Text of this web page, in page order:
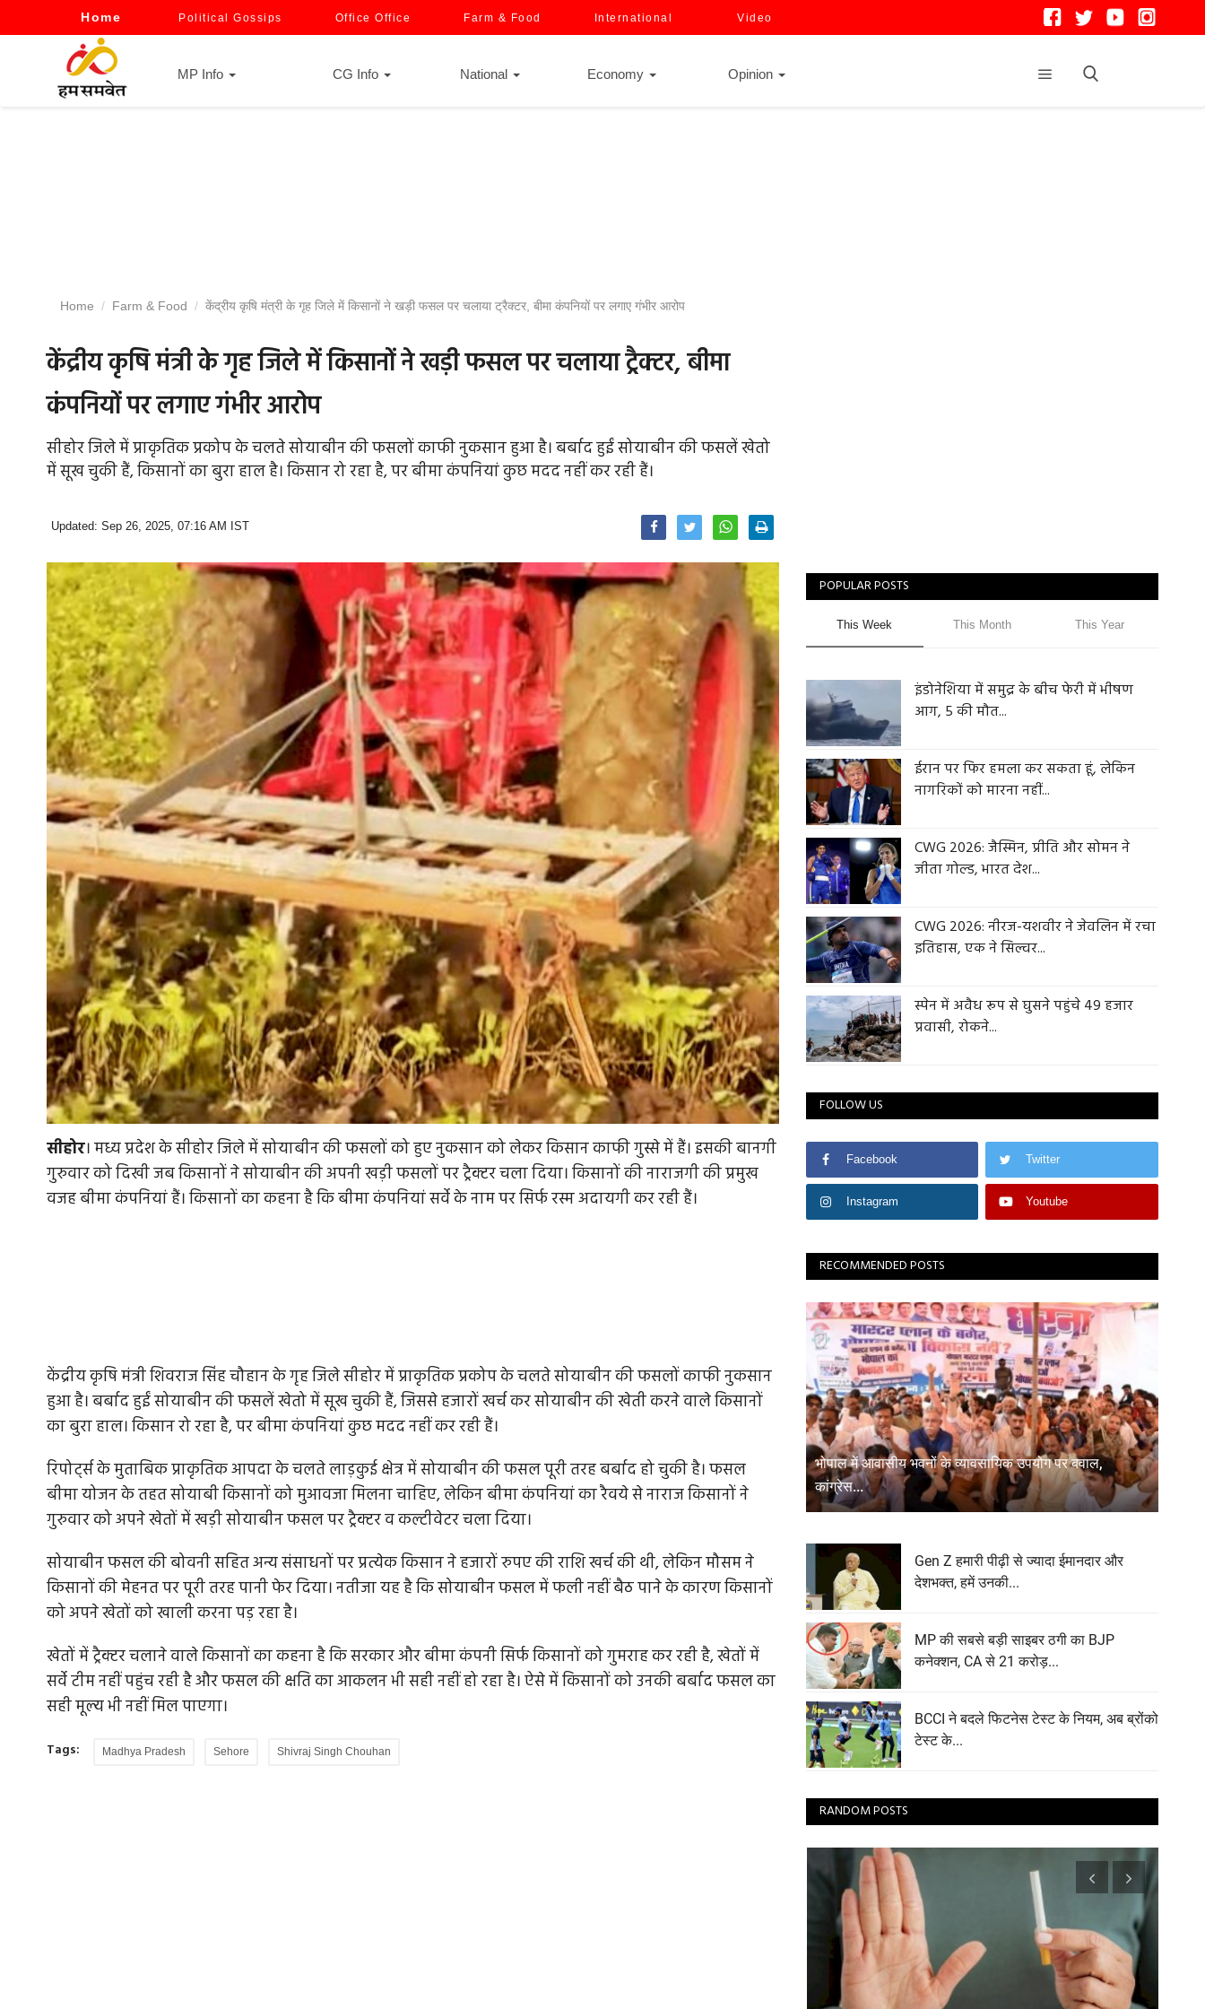
Home Political Gossips Office Office Farm & Food International Video
MP Info CG Info National Economy Opinion
Home Farm & Food केंद्रीय कृषि मंत्री के गृह जिले में किसानों ने खड़ी फसल पर चलाया ट्रैक्टर, बीमा कंपनियों पर लगाए गंभीर आरोप
केंद्रीय कृषि मंत्री के गृह जिले में किसानों ने खड़ी फसल पर चलाया ट्रैक्टर, बीमा
कंपनियों पर लगाए गंभीर आरोप
सीहोर जिले में प्राकृतिक प्रकोप के चलते सोयाबीन की फसलों काफी नुकसान हुआ है। बर्बाद हुईं सोयाबीन की फसलें खेतो
में सूख चुकी हैं, किसानों का बुरा हाल है। किसान रो रहा है, पर बीमा कंपनियां कुछ मदद नहीं कर रही हैं।
Updated: Sep 26, 2025, 07:16 AM IST
सीहोर। मध्य प्रदेश के सीहोर जिले में सोयाबीन की फसलों को हुए नुकसान को लेकर किसान काफी गुस्से में हैं। इसकी बानगी
गुरुवार को दिखी जब किसानों ने सोयाबीन की अपनी खड़ी फसलों पर ट्रैक्टर चला दिया। किसानों की नाराजगी की प्रमुख
वजह बीमा कंपनियां हैं। किसानों का कहना है कि बीमा कंपनियां सर्वे के नाम पर सिर्फ रस्म अदायगी कर रही हैं।
केंद्रीय कृषि मंत्री शिवराज सिंह चौहान के गृह जिले सीहोर में प्राकृतिक प्रकोप के चलते सोयाबीन की फसलों काफी नुकसान
हुआ है। बर्बाद हुईं सोयाबीन की फसलें खेतो में सूख चुकी हैं, जिससे हजारों खर्च कर सोयाबीन की खेती करने वाले किसानों
का बुरा हाल। किसान रो रहा है, पर बीमा कंपनियां कुछ मदद नहीं कर रही हैं।
रिपोर्ट्स के मुताबिक प्राकृतिक आपदा के चलते लाड़कुई क्षेत्र में सोयाबीन की फसल पूरी तरह बर्बाद हो चुकी है। फसल
बीमा योजन के तहत सोयाबी किसानों को मुआवजा मिलना चाहिए, लेकिन बीमा कंपनियां का रैवये से नाराज किसानों ने
गुरुवार को अपने खेतों में खड़ी सोयाबीन फसल पर ट्रैक्टर व कल्टीवेटर चला दिया।
सोयाबीन फसल की बोवनी सहित अन्य संसाधनों पर प्रत्येक किसान ने हजारों रुपए की राशि खर्च की थी, लेकिन मौसम ने
किसानों की मेहनत पर पूरी तरह पानी फेर दिया। नतीजा यह है कि सोयाबीन फसल में फली नहीं बैठ पाने के कारण किसानों
को अपने खेतों को खाली करना पड़ रहा है।
खेतों में ट्रैक्टर चलाने वाले किसानों का कहना है कि सरकार और बीमा कंपनी सिर्फ किसानों को गुमराह कर रही है, खेतों में
सर्वे टीम नहीं पहुंच रही है और फसल की क्षति का आकलन भी सही नहीं हो रहा है। ऐसे में किसानों को उनकी बर्बाद फसल का
सही मूल्य भी नहीं मिल पाएगा।
Tags: Madhya Pradesh Sehore Shivraj Singh Chouhan
POPULAR POSTS
This Week This Month This Year
इंडोनेशिया में समुद्र के बीच फेरी में भीषण
आग, 5 की मौत...
ईरान पर फिर हमला कर सकता हूं, लेकिन
नागरिकों को मारना नहीं...
CWG 2026: जैस्मिन, प्रीति और सोमन ने
जीता गोल्ड, भारत देश...
CWG 2026: नीरज-यशवीर ने जेवलिन में रचा
इतिहास, एक ने सिल्वर...
स्पेन में अवैध रूप से घुसने पहुंचे 49 हजार
प्रवासी, रोकने...
FOLLOW US
Facebook Twitter
Instagram Youtube
RECOMMENDED POSTS
भोपाल में आवासीय भवनों के व्यावसायिक उपयोग पर बवाल,
कांग्रेस...
Gen Z हमारी पीढ़ी से ज्यादा ईमानदार और
देशभक्त, हमें उनकी...
MP की सबसे बड़ी साइबर ठगी का BJP
कनेक्शन, CA से 21 करोड़...
BCCI ने बदले फिटनेस टेस्ट के नियम, अब ब्रोंको
टेस्ट के...
RANDOM POSTS